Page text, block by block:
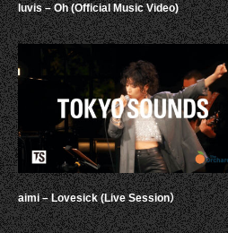
luvis – Oh (Official Music Video)
aimi – Lovesick (Live Session）